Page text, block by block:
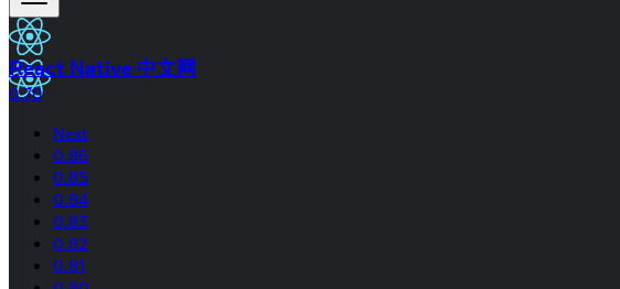
React Native 中文网
0.70
Next
0.86
0.85
0.84
0.83
0.82
0.81